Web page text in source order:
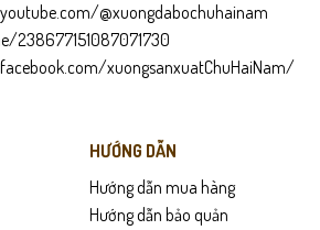
@xuongdabochuhainam
238677151087071730
xuongsanxuatChuHaiNam/
HƯỚNG DẪN
Hướng dẫn mua hàng
Hướng dẫn bảo quản